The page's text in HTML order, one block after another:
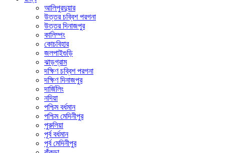
আলিপুরদুয়ার
উত্তর চব্বিশ পরগনা
উত্তর দিনাজপুর
কালিম্পং
কোচবিহার
জলপাইগুড়ি
ঝাড়গ্রাম
দক্ষিণ চব্বিশ পরগনা
দক্ষিণ দিনাজপুর
দার্জিলিং
নদিয়া
পশ্চিম বর্ধমান
পশ্চিম মেদিনীপুর
পুরুলিয়া
পূর্ব বর্ধমান
পূর্ব মেদিনীপুর